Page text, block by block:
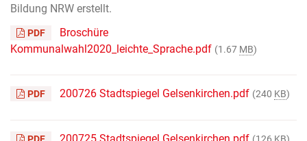
Bildung NRW erstellt.
PDF
Broschüre
Kommunalwahl2020_leichte_Sprache.pdf (1.67 MB)
PDF 200726 Stadtspiegel Gelsenkirchen.pdf (240 KB)
PDF 200725 Stadtspiegel Gelsenkirchen.pdf (126 KB)